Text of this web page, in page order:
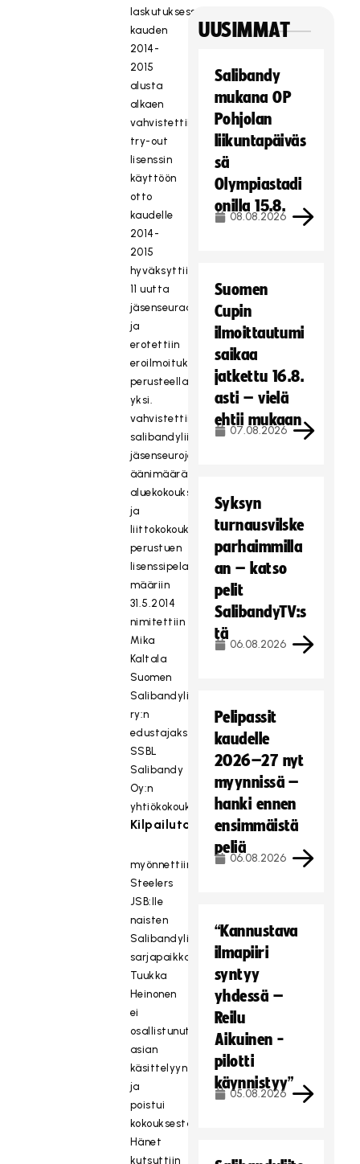
laskutuksessa
kauden
2014-
2015
alusta
alkaen
vahvistettiin
try-out
lisenssin
käyttöön
otto
kaudelle
2014-
2015
hyväksyttiin
11 uutta
jäsenseuraa
ja
erotettiin
eroilmoituksen
perusteella
yksi.
vahvistettiin
salibandyliiton
jäsenseurojen
äänimäärät
aluekokouksissa
ja
liittokokouksessa
perustuen
lisenssipelaajien
määriin
31.5.2014
nimitettiin
Mika
Kaltala
Suomen
Salibandyliitto
ry:n
edustajaksi
SSBL
Salibandy
Oy:n
yhtiökokoukseen
Kilpailutoiminta
myönnettiin
Steelers
JSB:lle
naisten
Salibandyliigaan
sarjapaikka.
Tuukka
Heinonen
ei
osallistunut
asian
käsittelyyn
ja
poistui
kokouksesta.
Hänet
kutsuttiin
UUSIMMAT
Salibandy
mukana OP
Pohjolan
liikuntapäiväs
sä
Olympiastadi
onilla 15.8.
08.08.2026
Suomen
Cupin
ilmoittautumi
saikaa
jatkettu 16.8.
asti – vielä
ehtii mukaan
07.08.2026
Syksyn
turnausvilske
parhaimmilla
an – katso
pelit
SalibandyTV:s
tä
06.08.2026
Pelipassit
kaudelle
2026–27 nyt
myynnissä –
hanki ennen
ensimmäistä
peliä
06.08.2026
“Kannustava
ilmapiiri
syntyy
yhdessä –
Reilu
Aikuinen -
pilotti
käynnistyy”
05.08.2026